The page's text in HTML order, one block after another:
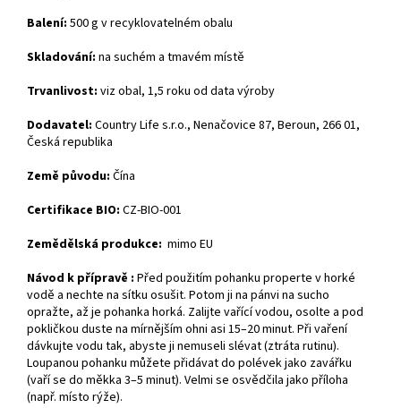
Balení: 500 g v recyklovatelném obalu
Skladování: na suchém a tmavém místě
Trvanlivost: viz obal, 1,5 roku od data výroby
Dodavatel: Country Life s.r.o., Nenačovice 87, Beroun, 266 01,
Česká republika
Země původu: Čína
Certifikace BIO: CZ-BIO-001
Zemědělská produkce: mimo EU
Návod k přípravě : Před použitím pohanku properte v horké
vodě a nechte na sítku osušit. Potom ji na pánvi na sucho
opražte, až je pohanka horká. Zalijte vařící vodou, osolte a pod
pokličkou duste na mírnějším ohni asi 15–20 minut. Při vaření
dávkujte vodu tak, abyste ji nemuseli slévat (ztráta rutinu).
Loupanou pohanku můžete přidávat do polévek jako zavářku
(vaří se do měkka 3–5 minut). Velmi se osvědčila jako příloha
(např. místo rýže).